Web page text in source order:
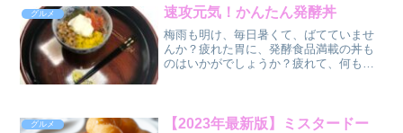
ので、ご紹介します。土井善晴さんのレ
シピも取り上げるので、ぜ...
グルメ 速攻元気！かんたん発酵丼
梅雨も明け、毎日暑くて、ばてていませ
んか？疲れた胃に、発酵食品満載の丼も
のはいかがでしょうか？疲れて、何もた
山芋 50ｇ納豆...
グルメ
【2023年最新版】ミスタードー